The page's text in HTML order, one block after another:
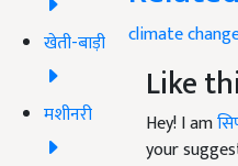
खेती-बाड़ी
मशीनरी
climate
Like
Hey! I am
your